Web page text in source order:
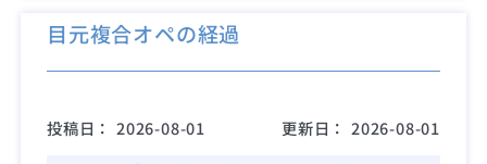
目元複合オペの経過
投稿日： 2026-08-01 更新日： 2026-08-01